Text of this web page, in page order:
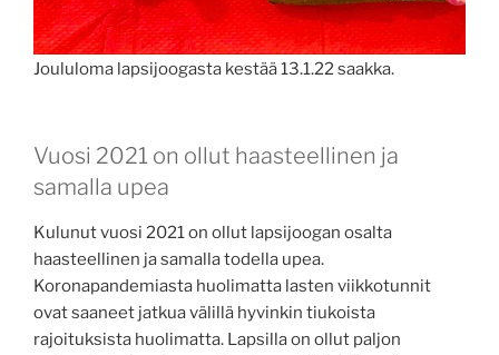
Joululoma lapsijoogasta kestää 13.1.22 saakka.
Vuosi 2021 on ollut haasteellinen ja
samalla upea
Kulunut vuosi 2021 on ollut lapsijoogan osalta
haasteellinen ja samalla todella upea.
Koronapandemiasta huolimatta lasten viikkotunnit
ovat saaneet jatkua välillä hyvinkin tiukoista
rajoituksista huolimatta. Lapsilla on ollut paljon